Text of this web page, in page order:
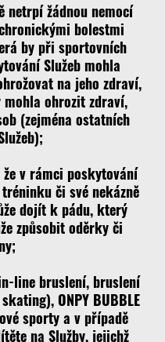
žádnou nemocí
bolestmi
by při sportovních
Služeb mohla
na jeho zdraví,
ohrozit zdraví,
(zejména ostatních
v rámci poskytování
či své nekázně
dojít k pádu, který
způsobit oděrky či
bruslení, bruslení
ONPY BUBBLE
sporty a v případě
na Služby, jejichž